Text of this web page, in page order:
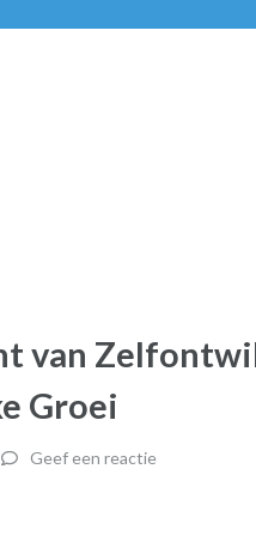
van
Groei
Geef een reactie